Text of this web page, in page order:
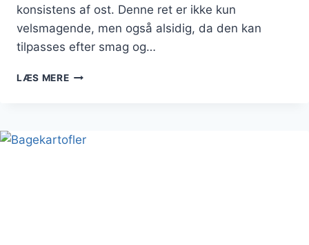
konsistens af ost. Denne ret er ikke kun
velsmagende, men også alsidig, da den kan
tilpasses efter smag og…
LÆS MEREBAGTE
OSTEBLANDING